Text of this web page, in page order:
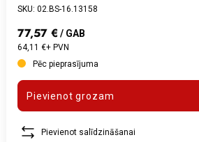
SKU: 02.BS-16.13158
77,57 € / GAB
64,11 €+ PVN
Pēc pieprasījuma
Pievienot grozam
Pievienot salīdzināšanai